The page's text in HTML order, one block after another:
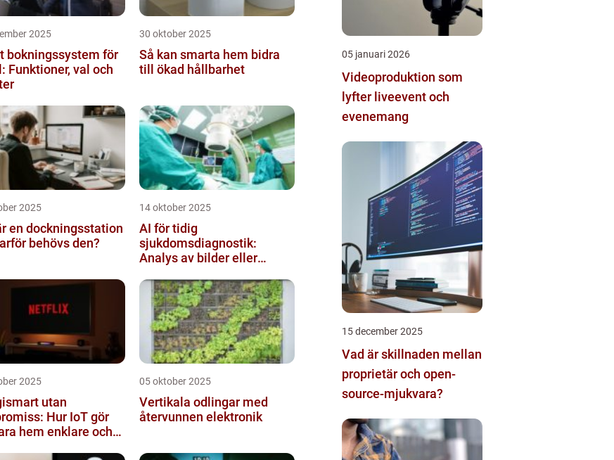
2025
bokningssystem för
Funktioner, val och
30 oktober 2025
Så kan smarta hem bidra
till ökad hållbarhet
2025
en dockningsstation
behövs den?
14 oktober 2025
AI för tidig
sjukdomsdiagnostik:
Analys av bilder eller
2025
utan
Hur IoT gör
hem enklare och
05 oktober 2025
Vertikala odlingar med
återvunnen elektronik
05 januari 2026
Videoproduktion som
lyfter liveevent och
evenemang
15 december 2025
Vad är skillnaden mellan
proprietär och open-
source-mjukvara?